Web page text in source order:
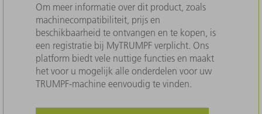
Om meer informatie over dit product, zoals
machinecompatibiliteit, prijs en
beschikbaarheid te ontvangen en te kopen, is
een registratie bij MyTRUMPF verplicht. Ons
platform biedt vele nuttige functies en maakt
het voor u mogelijk alle onderdelen voor uw
TRUMPF-machine eenvoudig te vinden.